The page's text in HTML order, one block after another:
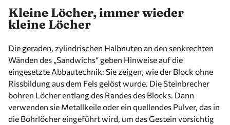
Kleine Löcher, immer wieder
kleine Löcher
Die geraden, zylindrischen Halbnuten an den senkrechten
Wänden des „Sandwichs“ geben Hinweise auf die
eingesetzte Abbautechnik: Sie zeigen, wie der Block ohne
Rissbildung aus dem Fels gelöst wurde. Die Steinbrecher
bohren Löcher entlang des Randes des Blocks. Dann
verwenden sie Metallkeile oder ein quellendes Pulver, das in
die Bohrlöcher eingeführt wird, um das Gestein vorsichtig